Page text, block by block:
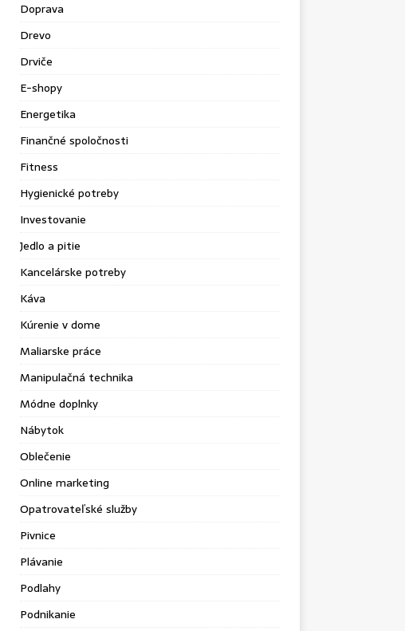
Doprava
Drevo
Drviče
E-shopy
Energetika
Finančné spoločnosti
Fitness
Hygienické potreby
Investovanie
Jedlo a pitie
Kancelárske potreby
Káva
Kúrenie v dome
Maliarske práce
Manipulačná technika
Módne doplnky
Nábytok
Oblečenie
Online marketing
Opatrovateľské služby
Pivnice
Plávanie
Podlahy
Podnikanie